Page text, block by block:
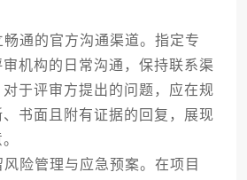
的官方沟通渠道。指定专
机构的日常沟通，保持联系渠
于评审方提出的问题，应在规
书面且附有证据的回复，展现
管理与应急预案。在项目